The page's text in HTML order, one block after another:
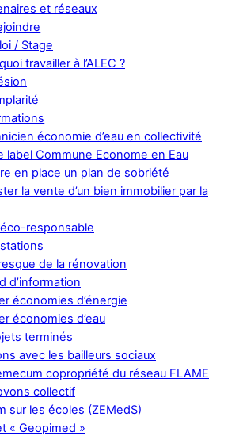
et réseaux
/ Stage
travailler à l’ALEC ?
économie d’eau en collectivité
label Commune Econome en Eau
en place un plan de sobriété
la vente d’un bien immobilier par la
responsable
de la rénovation
d’information
économies d’énergie
économies d’eau
terminés
avec les bailleurs sociaux
copropriété du réseau FLAME
collectif
sur les écoles (ZEMedS)
« Geopimed »